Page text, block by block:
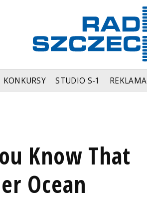
KONKURSY STUDIO S-1 REKLAMA
Know That
Ocean